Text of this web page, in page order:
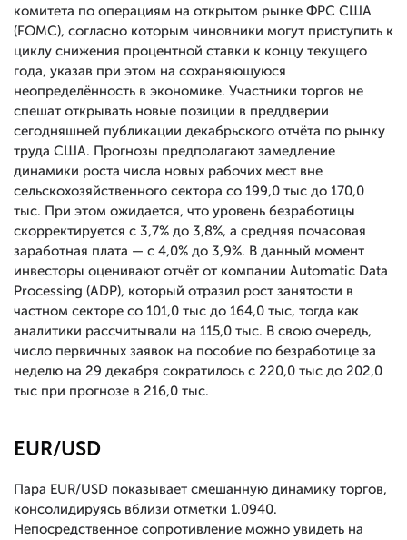
комитета по операциям на открытом рынке ФРС США
(FOMC), согласно которым чиновники могут приступить к
циклу снижения процентной ставки к концу текущего
года, указав при этом на сохраняющуюся
неопределённость в экономике. Участники торгов не
спешат открывать новые позиции в преддверии
сегодняшней публикации декабрьского отчёта по рынку
труда США. Прогнозы предполагают замедление
динамики роста числа новых рабочих мест вне
сельскохозяйственного сектора со 199,0 тыс до 170,0
тыс. При этом ожидается, что уровень безработицы
скорректируется с 3,7% до 3,8%, а средняя почасовая
заработная плата — с 4,0% до 3,9%. В данный момент
инвесторы оценивают отчёт от компании Automatic Data
Processing (ADP), который отразил рост занятости в
частном секторе со 101,0 тыс до 164,0 тыс, тогда как
аналитики рассчитывали на 115,0 тыс. В свою очередь,
число первичных заявок на пособие по безработице за
неделю на 29 декабря сократилось с 220,0 тыс до 202,0
тыс при прогнозе в 216,0 тыс.
EUR/USD
Пара EUR/USD показывает смешанную динамику торгов,
консолидируясь вблизи отметки 1.0940.
Непосредственное сопротивление можно увидеть на